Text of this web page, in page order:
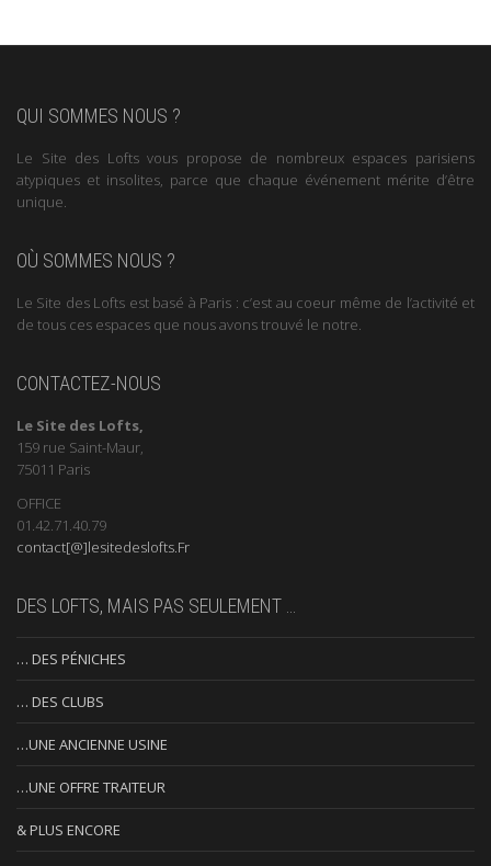
QUI SOMMES NOUS ?
Le Site des Lofts vous propose de nombreux espaces parisiens
atypiques et insolites, parce que chaque événement mérite d’être
unique.
OÙ SOMMES NOUS ?
Le Site des Lofts est basé à Paris : c’est au coeur même de l’activité et
de tous ces espaces que nous avons trouvé le notre.
CONTACTEZ-NOUS
Le Site des Lofts,
159 rue Saint-Maur,
75011 Paris
OFFICE
01.42.71.40.79
contact[@]lesitedeslofts.Fr
DES LOFTS, MAIS PAS SEULEMENT …
… DES PÉNICHES
… DES CLUBS
…UNE ANCIENNE USINE
…UNE OFFRE TRAITEUR
& PLUS ENCORE